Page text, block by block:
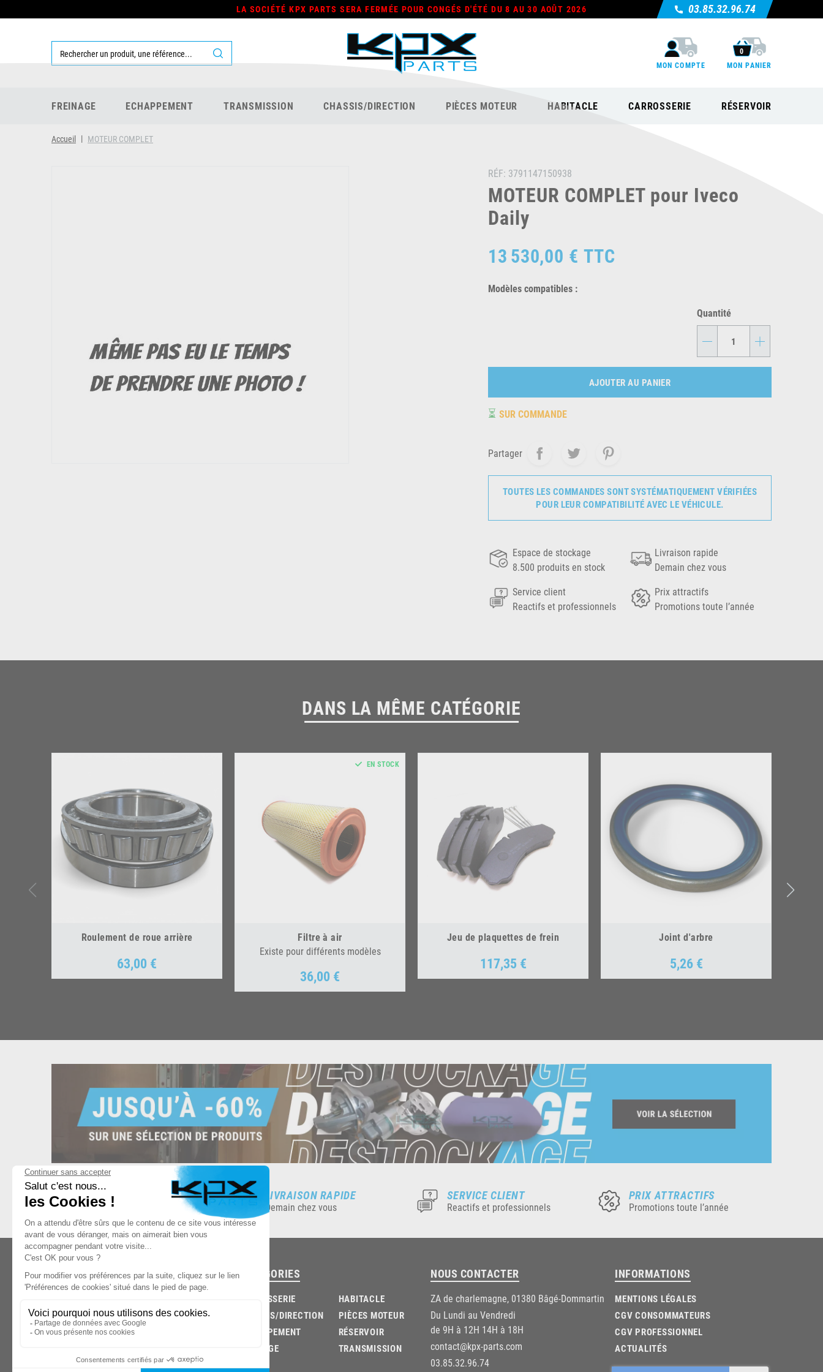
LA SOCIÉTÉ KPX PARTS SERA FERMÉE POUR CONGÉS D'ÉTÉ DU 8 AU 30 AOÛT 2026 03.85.32.96.74
MON COMPTE
0
MON PANIER
FREINAGE ECHAPPEMENT TRANSMISSION CHASSIS/DIRECTION PIÈCES MOTEUR HABITACLE CARROSSERIE RÉSERVOIR
Accueil MOTEUR COMPLET
RÉF: 3791147150938
MOTEUR COMPLET pour Iveco
Daily
13 530,00 € TTC
Modèles compatibles :
Quantité
- +
AJOUTER AU PANIER
⏳ SUR COMMANDE
Partager
TOUTES LES COMMANDES SONT SYSTÉMATIQUEMENT VÉRIFIÉES
POUR LEUR COMPATIBILITÉ AVEC LE VÉHICULE.
Espace de stockage
8.500 produits en stock
Livraison rapide
Demain chez vous
Service client
Reactifs et professionnels
Prix attractifs
Promotions toute l’année
DANS LA MÊME CATÉGORIE
Roulement de roue arrière
Prix
63,00 €
Filtre à air
Existe pour différents modèles
Prix
36,00 €
EN STOCK
Jeu de plaquettes de frein
Prix
117,35 €
Joint d'arbre
Prix
5,26 €
ESPACE DE STOCKAGE
8.500 produits en stock
LIVRAISON RAPIDE
Demain chez vous
SERVICE CLIENT
Reactifs et professionnels
PRIX ATTRACTIFS
Promotions toute l’année
03.85.32.96.74
© 2026 - KPX PARTS - SITE CRÉÉ PARLET'S CLIC
CATÉGORIES
CARROSSERIE
CHASSIS/DIRECTION
ECHAPPEMENT
FREINAGE
HABITACLE
PIÈCES MOTEUR
RÉSERVOIR
TRANSMISSION
NOUS CONTACTER
ZA de charlemagne, 01380 Bâgé-Dommartin
Du Lundi au Vendredi
de 9H à 12H 14H à 18H
contact@kpx-parts.com
03.85.32.96.74
INFORMATIONS
MENTIONS LÉGALES
CGV CONSOMMATEURS
CGV PROFESSIONNEL
ACTUALITÉS